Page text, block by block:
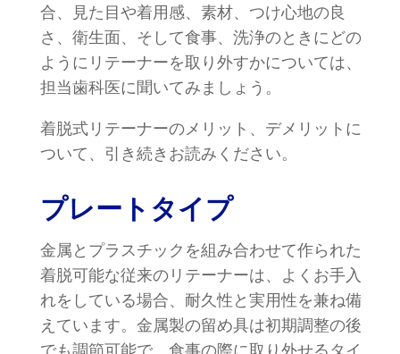
合、見た目や着用感、素材、つけ心地の良
さ、衛生面、そして食事、洗浄のときにどの
ようにリテーナーを取り外すかについては、
担当歯科医に聞いてみましょう。
着脱式リテーナーのメリット、デメリットに
ついて、引き続きお読みください。
プレートタイプ
金属とプラスチックを組み合わせて作られた
着脱可能な従来のリテーナーは、よくお手入
れをしている場合、耐久性と実用性を兼ね備
えています。金属製の留め具は初期調整の後